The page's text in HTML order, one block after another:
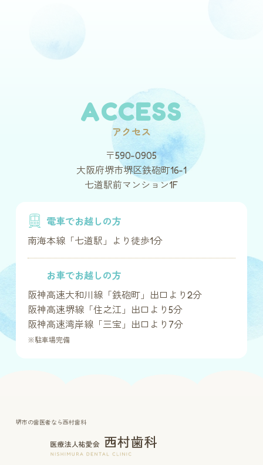
ACCESS
アクセス
〒590-0905
大阪府堺市堺区鉄砲町16-1
七道駅前マンション1F
電車でお越しの方
南海本線「七道駅」より徒歩1分
お車でお越しの方
阪神高速大和川線「鉄砲町」出口より2分
阪神高速堺線「住之江」出口より5分
阪神高速湾岸線「三宝」出口より7分
※駐車場完備
堺市の歯医者なら西村歯科